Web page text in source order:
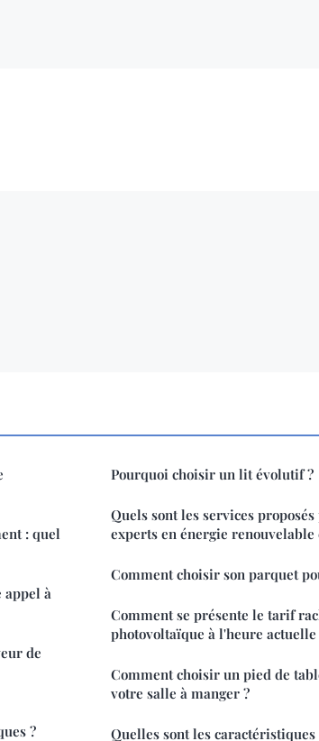
: quel
appel à
de
?
Pourquoi choisir un lit évolutif ?
Quels sont les services
experts en énergie renouvelable
Comment choisir son parquet
Comment se présente le tarif
photovoltaïque à l'heure actuelle
Comment choisir un pied de
votre salle à manger ?
Quelles sont les caractéristiques